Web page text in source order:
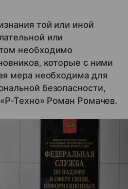
той или иной
или
необходимо
которые с ними
мера необходима для
безопасности,
Техно» Роман Ромачев.